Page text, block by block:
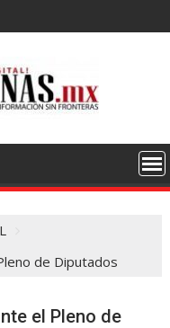
de Diputados
el Pleno de